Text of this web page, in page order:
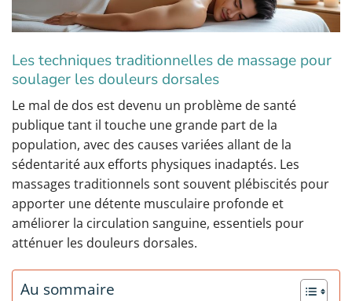
Les techniques traditionnelles de massage pour
soulager les douleurs dorsales
Le mal de dos est devenu un problème de santé
publique tant il touche une grande part de la
population, avec des causes variées allant de la
sédentarité aux efforts physiques inadaptés. Les
massages traditionnels sont souvent plébiscités pour
apporter une détente musculaire profonde et
améliorer la circulation sanguine, essentiels pour
atténuer les douleurs dorsales.
Au sommaire